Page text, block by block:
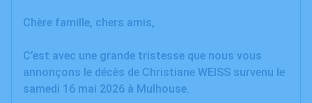
Chère famille, chers amis,
C’est avec une grande tristesse que nous vous
annonçons le décès de Christiane WEISS survenu le
samedi 16 mai 2026 à Mulhouse.